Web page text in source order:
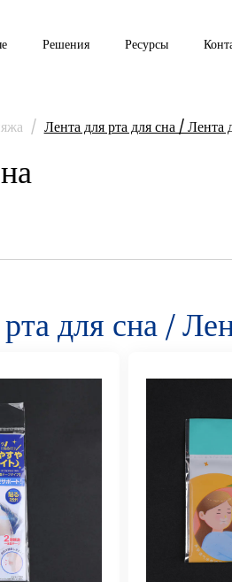
Решения Ресурсы
/ Лента для рта для сна / Лента
для сна /